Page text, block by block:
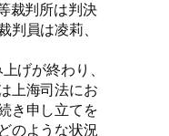
裁判所は判決
判員は凌莉、
げが終わり、
上海司法にお
き申し立てを
のような状況